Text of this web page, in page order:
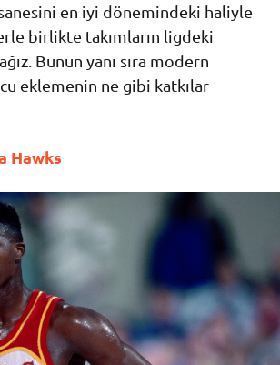
en iyi dönemindeki haliyle
birlikte takımların ligdeki
Bunun yanı sıra modern
eklemenin ne gibi katkılar
Hawks